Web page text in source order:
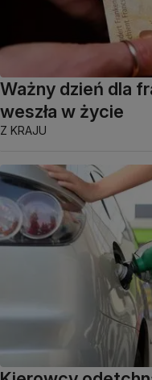
Ważny dzień dla
weszła w życie
Z KRAJU